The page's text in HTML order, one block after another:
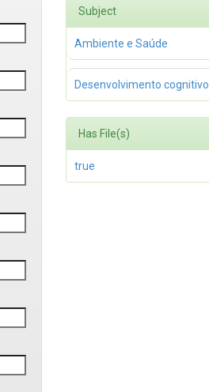
Subject
Ambiente e Saúde
Desenvolvimento cognitivo
Has File(s)
true